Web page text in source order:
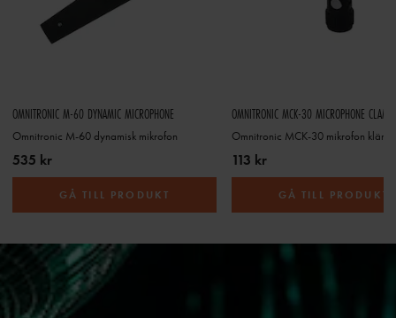
OMNITRONIC M-60 DYNAMIC MICROPHONE
Omnitronic M-60 dynamisk mikrofon
535 kr
GÅ TILL PRODUKT
OMNITRONIC MCK-30 MICROPHONE
113 kr
GÅ TILL PRODUKT